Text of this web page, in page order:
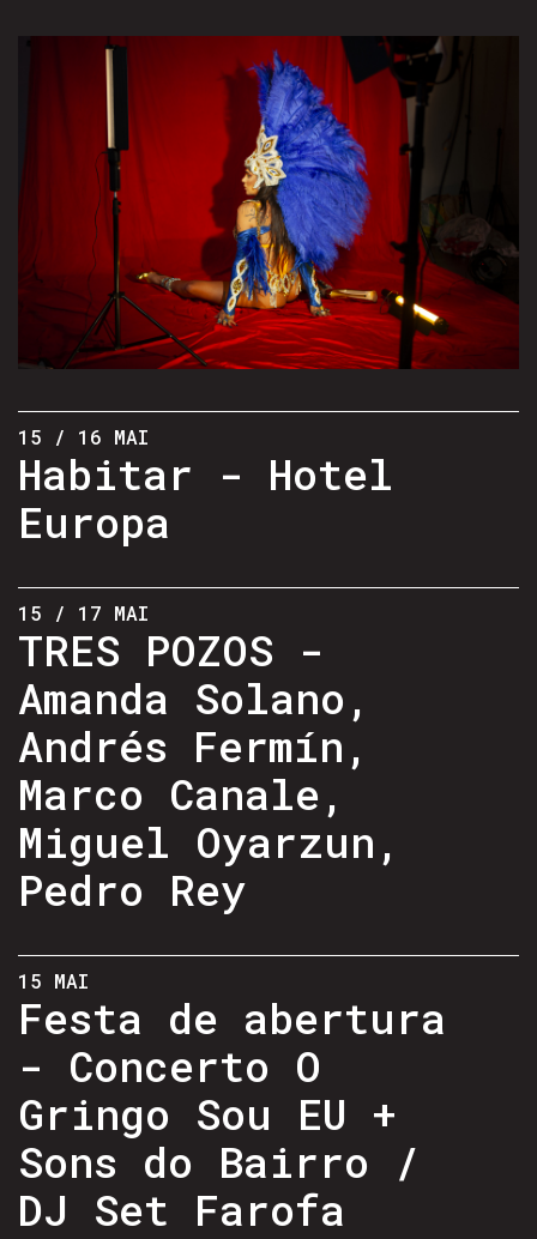
15 / 16 MAI
Habitar - Hotel
Europa
15 / 17 MAI
TRES POZOS -
Amanda Solano,
Andrés Fermín,
Marco Canale,
Miguel Oyarzun,
Pedro Rey
15 MAI
Festa de abertura
- Concerto O
Gringo Sou EU +
Sons do Bairro /
DJ Set Farofa